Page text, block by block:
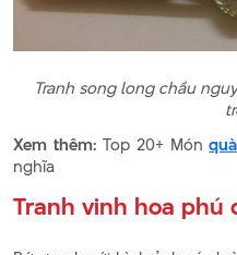
Tranh song long chầu
Xem thêm:Top 20+ Món
nghĩa
Tranh vinh hoa phú